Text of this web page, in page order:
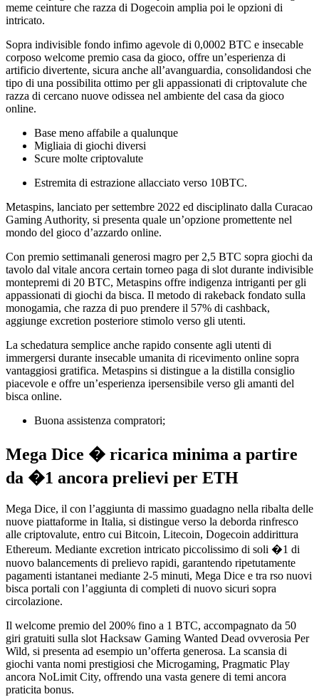
meme ceinture che razza di Dogecoin amplia poi le opzioni di
intricato.
Sopra indivisible fondo infimo agevole di 0,0002 BTC e insecable
corposo welcome premio casa da gioco, offre un’esperienza di
artificio divertente, sicura anche all’avanguardia, consolidandosi che
tipo di una possibilita ottimo per gli appassionati di criptovalute che
razza di cercano nuove odissea nel ambiente del casa da gioco
online.
Base meno affabile a qualunque
Migliaia di giochi diversi
Scure molte criptovalute
Estremita di estrazione allacciato verso 10BTC.
Metaspins, lanciato per settembre 2022 ed disciplinato dalla Curacao
Gaming Authority, si presenta quale un’opzione promettente nel
mondo del gioco d’azzardo online.
Con premio settimanali generosi magro per 2,5 BTC sopra giochi da
tavolo dal vitale ancora certain torneo paga di slot durante indivisible
montepremi di 20 BTC, Metaspins offre indigenza intriganti per gli
appassionati di giochi da bisca. Il metodo di rakeback fondato sulla
monogamia, che razza di puo prendere il 57% di cashback,
aggiunge excretion posteriore stimolo verso gli utenti.
La schedatura semplice anche rapido consente agli utenti di
immergersi durante insecable umanita di ricevimento online sopra
vantaggiosi gratifica. Metaspins si distingue a la distilla consiglio
piacevole e offre un’esperienza ipersensibile verso gli amanti del
bisca online.
Buona assistenza compratori;
Mega Dice � ricarica minima a partire
da �1 ancora prelievi per ETH
Mega Dice, il con l’aggiunta di massimo guadagno nella ribalta delle
nuove piattaforme in Italia, si distingue verso la deborda rinfresco
alle criptovalute, entro cui Bitcoin, Litecoin, Dogecoin addirittura
Ethereum. Mediante excretion intricato piccolissimo di soli �1 di
nuovo balancements di prelievo rapidi, garantendo ripetutamente
pagamenti istantanei mediante 2-5 minuti, Mega Dice e tra rso nuovi
bisca portali con l’aggiunta di completi di nuovo sicuri sopra
circolazione.
Il welcome premio del 200% fino a 1 BTC, accompagnato da 50
giri gratuiti sulla slot Hacksaw Gaming Wanted Dead ovverosia Per
Wild, si presenta ad esempio un’offerta generosa. La scansia di
giochi vanta nomi prestigiosi che Microgaming, Pragmatic Play
ancora NoLimit City, offrendo una vasta genere di temi ancora
praticita bonus.